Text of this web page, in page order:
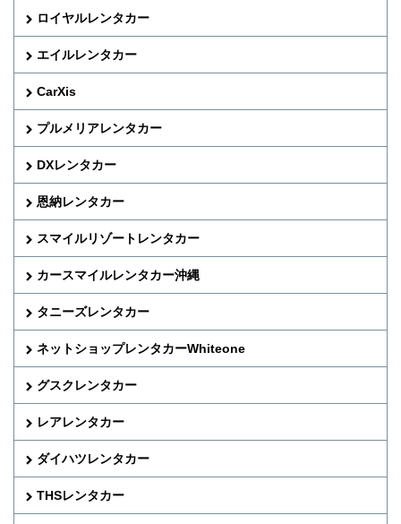
ロイヤルレンタカー
エイルレンタカー
CarXis
プルメリアレンタカー
DXレンタカー
恩納レンタカー
スマイルリゾートレンタカー
カースマイルレンタカー沖縄
タニーズレンタカー
ネットショップレンタカーWhiteone
グスクレンタカー
レアレンタカー
ダイハツレンタカー
THSレンタカー